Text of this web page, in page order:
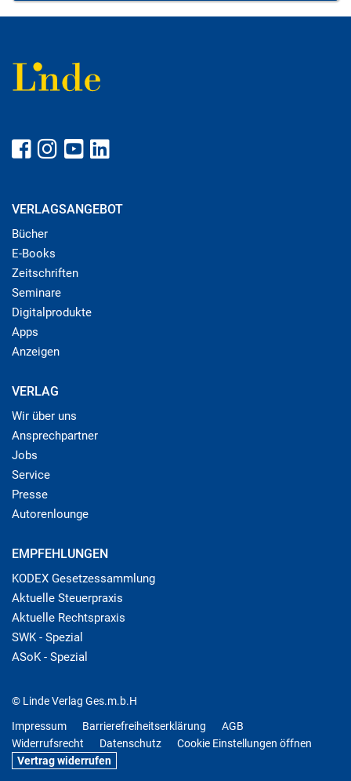
VERLAGSANGEBOT
Bücher
E-Books
Zeitschriften
Seminare
Digitalprodukte
Apps
Anzeigen
VERLAG
Wir über uns
Ansprechpartner
Jobs
Service
Presse
Autorenlounge
EMPFEHLUNGEN
KODEX Gesetzessammlung
Aktuelle Steuerpraxis
Aktuelle Rechtspraxis
SWK - Spezial
ASoK - Spezial
© Linde Verlag Ges.m.b.H
Impressum
Barrierefreiheitserklärung
AGB
Widerrufsrecht
Datenschutz
Cookie Einstellungen öffnen
Vertrag widerrufen